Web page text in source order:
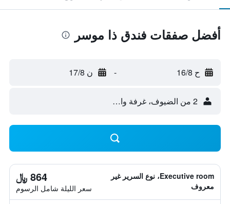
أفضل صفقات فندق ذا موسر
ح 16/8 - ن 17/8
2 من الضيوف، غرفة واحدة
Executive room، نوع السرير غير
معروف
864 ﷼
سعر الليلة شامل الرسوم